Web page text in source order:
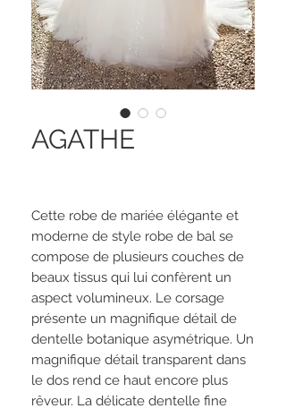
AGATHE
Cette robe de mariée élégante et
moderne de style robe de bal se
compose de plusieurs couches de
beaux tissus qui lui confèrent un
aspect volumineux. Le corsage
présente un magnifique détail de
dentelle botanique asymétrique. Un
magnifique détail transparent dans
le dos rend ce haut encore plus
rêveur. La délicate dentelle fine